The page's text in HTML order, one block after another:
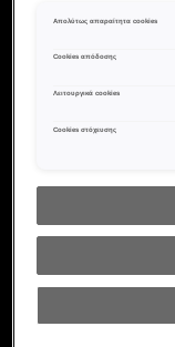
χωρίς
L’Oréal
Απολύτως απαραίτητα cookies
Cookies απόδοσης
Λειτουργικά cookies
Cookies στόχευσης